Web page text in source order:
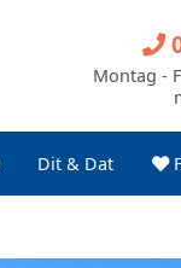
Dit & Dat
Montag -